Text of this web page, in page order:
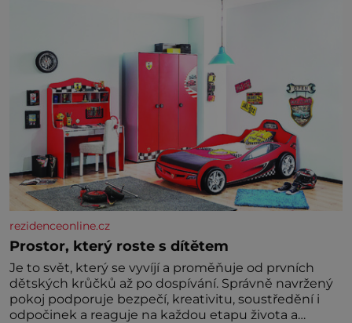
rezidenceonline.cz
Prostor, který roste s dítětem
Je to svět, který se vyvíjí a proměňuje od prvních
dětských krůčků až po dospívání. Správně navržený
pokoj podporuje bezpečí, kreativitu, soustředění i
odpočinek a reaguje na každou etapu života a